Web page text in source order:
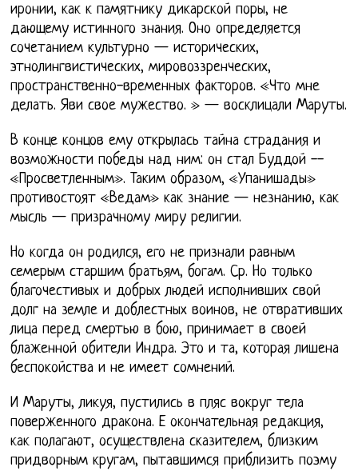
иронии, как к памятнику дикарской поры, не
дающему истинного знания. Оно определяется
сочетанием культурно — исторических,
этнолингвистических, мировоззренческих,
пространственно-временных факторов. «Что мне
делать. Яви свое мужество. » — восклицали Маруты.
В конце концов ему открылась тайна страдания и
возможности победы над ним: он стал Буддой --
«Просветленным». Таким образом, «Упанишады»
противостоят «Ведам» как знание — незнанию, как
мысль — призрачному миру религии.
Но когда он родился, его не признали равным
семерым старшим братьям, богам. Ср. Но только
благочестивых и добрых людей исполнивших свой
долг на земле и доблестных воинов, не отвративших
лица перед смертью в бою, принимает в своей
блаженной обители Индра. Это и та, которая лишена
беспокойства и не имеет сомнений.
И Маруты, ликуя, пустились в пляс вокруг тела
поверженного дракона. Е окончательная редакция,
как полагают, осуществлена сказителем, близким
придворным кругам, пытавшимся приблизить поэму